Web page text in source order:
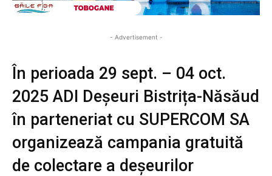
- Advertisement -
În perioada 29 sept. – 04 oct.
2025 ADI Deșeuri Bistrița-Năsăud
în parteneriat cu SUPERCOM SA
organizează campania gratuită
de colectare a deșeurilor